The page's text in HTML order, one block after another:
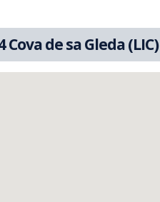
Cova de sa Gleda (LIC)